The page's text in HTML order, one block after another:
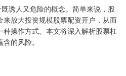
诱人又危险的概念。简单来说，股
放大投资规模股票配资开户，从而
操作方式。本文将深入解析股票杠
的风险。